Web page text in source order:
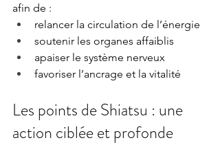
afin de :
relancer la circulation de l’énergie
soutenir les organes affaiblis
apaiser le système nerveux
favoriser l’ancrage et la vitalité
Les points de Shiatsu : une
action ciblée et profonde